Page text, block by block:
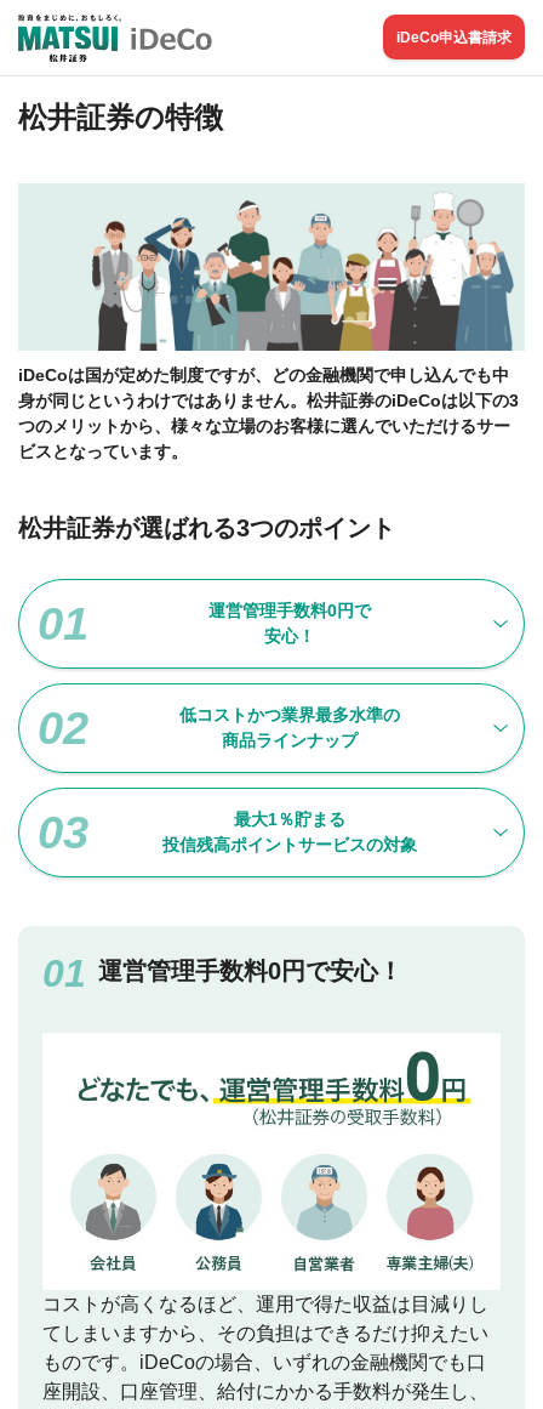
iDeCo申込書請求
松井証券の特徴
iDeCoは国が定めた制度ですが、どの金融機関で申し込んでも中
身が同じというわけではありません。松井証券のiDeCoは以下の3
つのメリットから、様々な立場のお客様に選んでいただけるサー
ビスとなっています。
松井証券が選ばれる3つのポイント
運営管理手数料0円で
安心！
低コストかつ業界最多水準の
商品ラインナップ
最大1％貯まる
投信残高ポイントサービスの対象
運営管理手数料0円で安心！
コストが高くなるほど、運用で得た収益は目減りし
てしまいますから、その負担はできるだけ抑えたい
ものです。iDeCoの場合、いずれの金融機関でも口
座開設、口座管理、給付にかかる手数料が発生し、